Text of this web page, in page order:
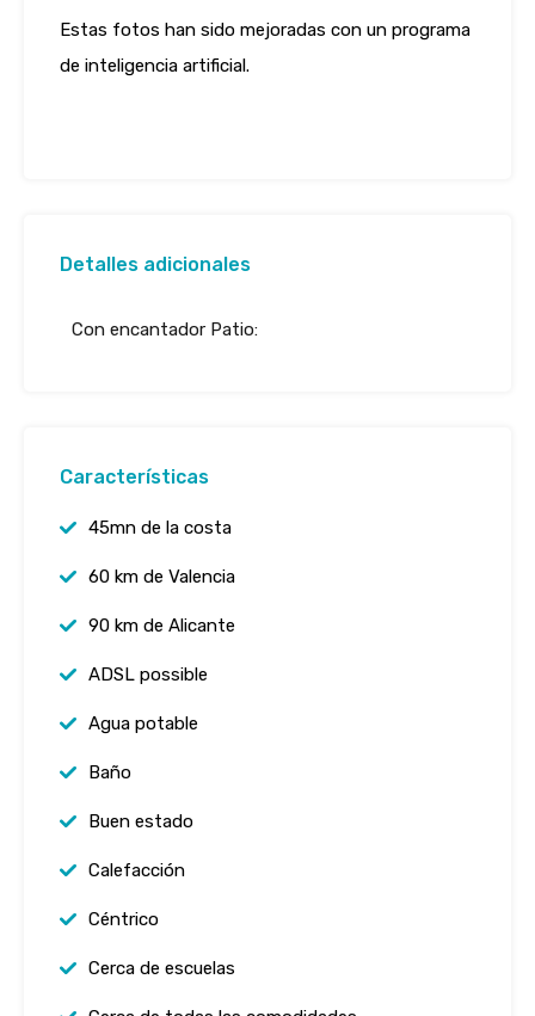
Estas fotos han sido mejoradas con un programa
de inteligencia artificial.
Detalles adicionales
Con encantador Patio:
Características
45mn de la costa
60 km de Valencia
90 km de Alicante
ADSL possible
Agua potable
Baño
Buen estado
Calefacción
Céntrico
Cerca de escuelas